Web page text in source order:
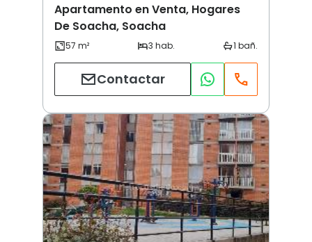
Apartamento en Venta, Hogares
De Soacha, Soacha
Contactar